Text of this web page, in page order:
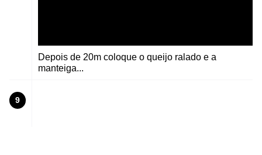
Depois de 20m coloque o queijo ralado e a
manteiga...
9